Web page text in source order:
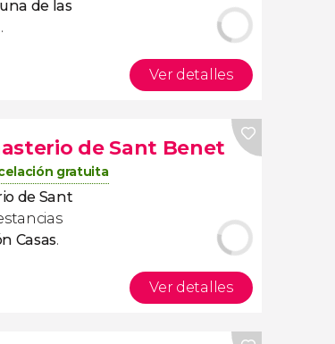
una de las
.
Ver detalles
de Sant Benet
gratuita
de Sant
Casas.
Ver detalles